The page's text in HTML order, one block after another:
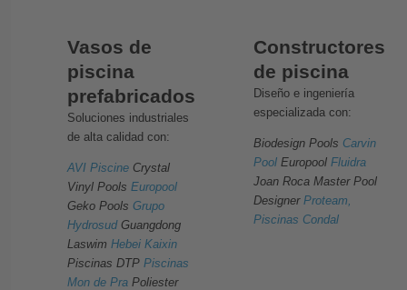
Vasos de
piscina
prefabricados
Soluciones industriales
de alta calidad con:
AVI Piscine Crystal
Vinyl Pools Europool
Geko Pools Grupo
Hydrosud Guangdong
Laswim Hebei Kaixin
Piscinas DTP Piscinas
Mon de Pra Poliester
Constructores
de piscina
Diseño e ingeniería
especializada con:
Biodesign Pools Carvin
Pool Europool Fluidra
Joan Roca Master Pool
Designer Proteam,
Piscinas Condal